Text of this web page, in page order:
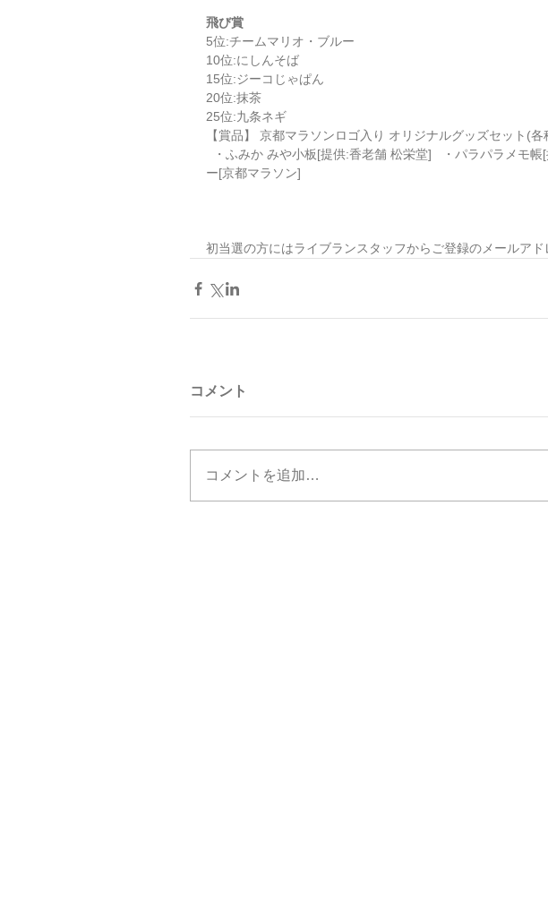
飛び賞
5位:チームマリオ・ブルー
10位:にしんそば
15位:ジーコじゃぱん
20位:抹茶
25位:九条ネギ
【賞品】 京都マラソンロゴ入り オリジナルグッズセット(各
ー[京都マラソン]
初当選の方にはライブランスタッフからご登録のメールアド
コメント
コメントを追加…